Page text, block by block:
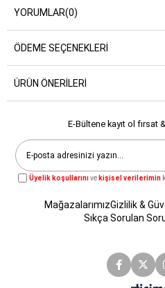
YORUMLAR(0)
ÖDEME SEÇENEKLERI
ÜRÜN ÖNERILERI
E-Bültene kayıt ol fırsat
Üyelik koşullarınıve kişisel verilerimin
MağazalarımızGizlilik &
Sıkça Sorulan